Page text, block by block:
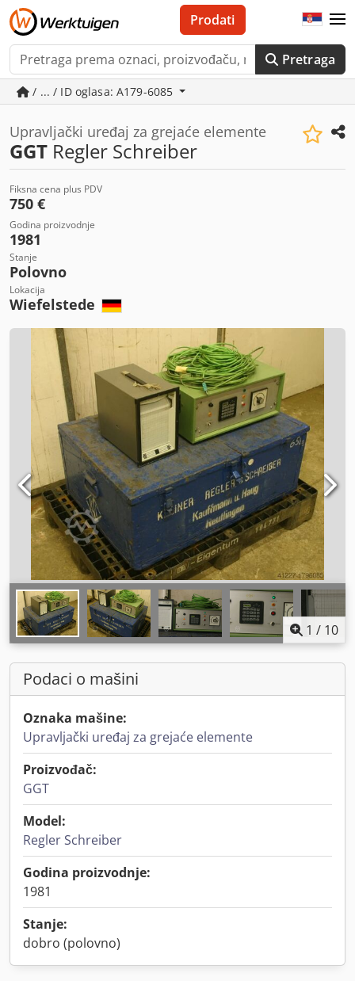
Pretraga
Prodati
/ ... / ID oglasa: A179-6085
Upravljački uređaj za grejaće elemente
GGT Regler Schreiber
Fiksna cena plus PDV
750 €
Godina proizvodnje
1981
Stanje
Polovno
Lokacija
Wiefelstede
1 / 10
Podaci o mašini
Oznaka mašine:
Upravljački uređaj za grejaće elemente
Proizvođač:
GGT
Model:
Regler Schreiber
Godina proizvodnje:
1981
Stanje:
dobro (polovno)